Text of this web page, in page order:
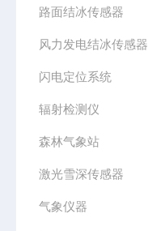
路面结冰传感器
风力发电结冰传感器
闪电定位系统
辐射检测仪
森林气象站
激光雪深传感器
气象仪器